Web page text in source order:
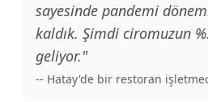
sayesinde pandemi
kaldık. Şimdi ciromuzun
geliyor."
-- Hatay'de bir restoran